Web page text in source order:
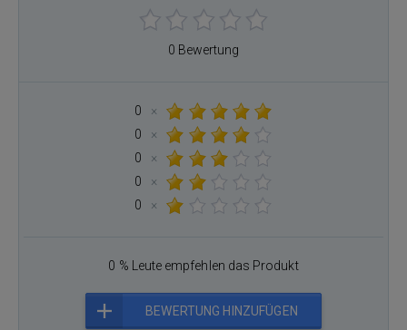
0 Bewertung
0
×
0
×
0
×
0
×
0
×
0 % Leute empfehlen das Produkt
BEWERTUNG HINZUFÜGEN